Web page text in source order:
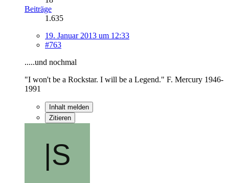
Beiträge
1.635
19. Januar 2013 um 12:33
#763
.....und nochmal
"I won't be a Rockstar. I will be a Legend." F. Mercury 1946-
1991
Inhalt melden
Zitieren